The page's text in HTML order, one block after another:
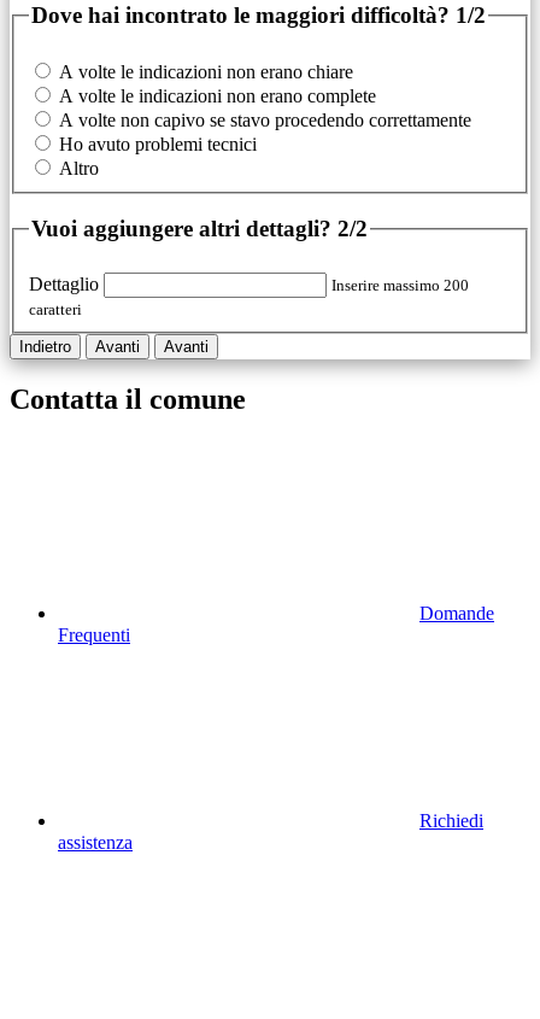
Dove hai incontrato le maggiori difficoltà? 1/2
A volte le indicazioni non erano chiare
A volte le indicazioni non erano complete
A volte non capivo se stavo procedendo correttamente
Ho avuto problemi tecnici
Altro
Vuoi aggiungere altri dettagli? 2/2
Dettaglio
Inserire massimo 200
caratteri
Indietro Avanti Avanti
Contatta il comune
Domande
Frequenti
Richiedi
assistenza